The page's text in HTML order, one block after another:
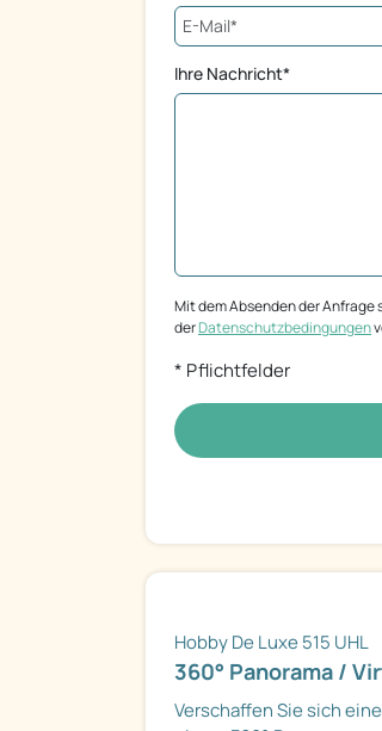
Ihre Nachricht*
Mit dem Absenden der Anfrage
derDatenschutzbedingungen
* Pflichtfelder
Hobby De Luxe 515 UHL
360° Panorama /
Verschaffen Sie sich